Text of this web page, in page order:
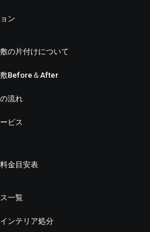
ン
の片付けについて
敷Before＆After
流れ
ビス
金目安表
一覧
ンテリア処分